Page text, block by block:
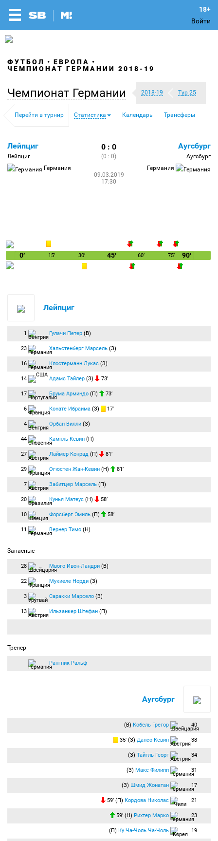
Войти
ФУТБОЛ
ЕВРОПА
ЧЕМПИОНАТ ГЕРМАНИИ 2018-19
Чемпионат Германии 2018-19 Тур 25
Перейти в турнир Статистика Календарь Трансферы
Лейпциг
Лейпциг
Германия
0 : 0
(0 : 0)
09.03.2019
17:30
Аугсбург
Аугсбург
Германия
0′ 15′ 30′ 45′ 60′ 75′ 90′
Лейпциг
1 Гулачи Петер (В)
23 Хальстенберг Марсель (З)
16 Клостерманн Лукас (З)
14 Адамс Тайлер (З) 73′
17 Брума Арминдо (П) 73′
6 Конате Ибраима (З) 17′
4 Орбан Вилли (З)
44 Кампль Кевин (П)
27 Лаймер Конрад (П) 81′
29 Огюстен Жан-Кевин (Н) 81′
7 Забитцер Марсель (П)
20 Кунья Матеус (Н) 58′
10 Форсберг Эмиль (П) 58′
11 Вернер Тимо (Н)
Запасные
28 Мвого Ивон-Ландри (В)
22 Мукиеле Норди (З)
3 Саракки Марсело (З)
13 Ильзанкер Штефан (П)
Тренер
Рангник Ральф
Аугсбург
(В) Кобель Грегор 40
35′ (З) Дансо Кевин 38
(З) Тайгль Георг 34
(З) Макс Филипп 31
(З) Шмид Жонатан 17
59′ (П) Кордова Николас 21
59′ (Н) Рихтер Марко 23
(П) Ку Ча-Чоль Ча-Чоль 19